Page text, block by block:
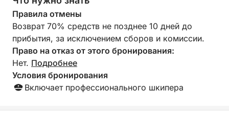
Правила отмены
Возврат 70% средств не позднее 10 дней до
прибытия, за исключением сборов и комиссии.
Право на отказ от этого бронирования:
Нет. Подробнее
Условия бронирования
Включает профессионального шкипера